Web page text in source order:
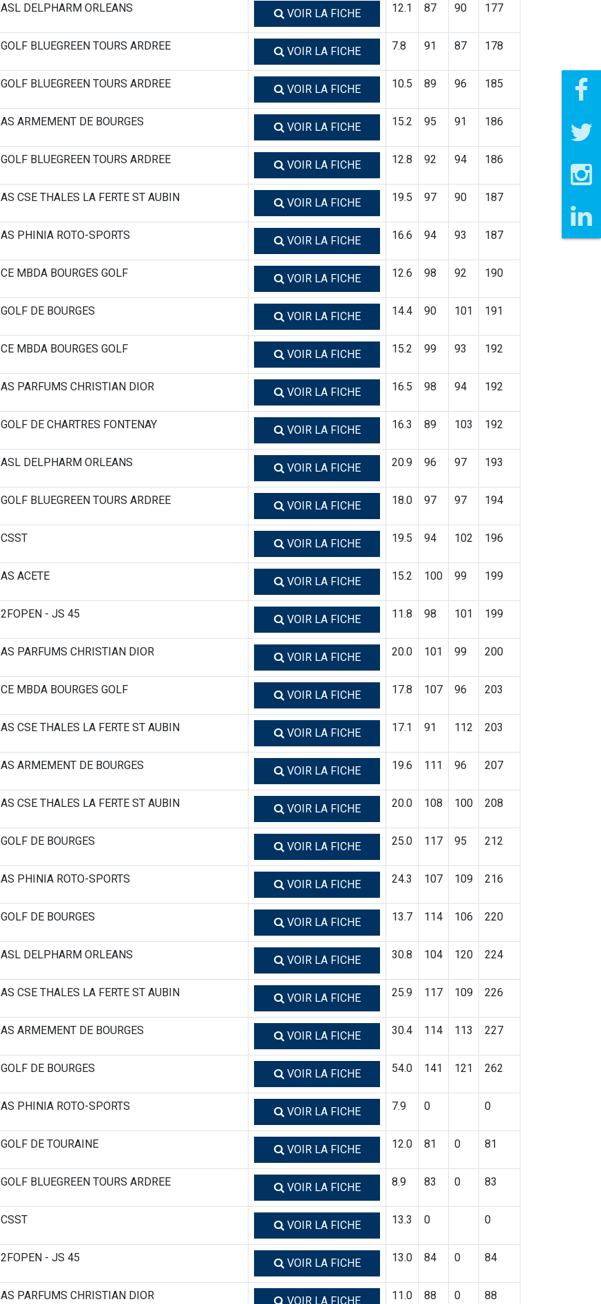
ASL DELPHARM ORLEANS VOIR LA FICHE 12.1 87 90 177
GOLF BLUEGREEN TOURS ARDREE VOIR LA FICHE 7.8 91 87 178
GOLF BLUEGREEN TOURS ARDREE VOIR LA FICHE 10.5 89 96 185
AS ARMEMENT DE BOURGES VOIR LA FICHE 15.2 95 91 186
GOLF BLUEGREEN TOURS ARDREE VOIR LA FICHE 12.8 92 94 186
AS CSE THALES LA FERTE ST AUBIN VOIR LA FICHE 19.5 97 90 187
AS PHINIA ROTO-SPORTS VOIR LA FICHE 16.6 94 93 187
CE MBDA BOURGES GOLF VOIR LA FICHE 12.6 98 92 190
GOLF DE BOURGES VOIR LA FICHE 14.4 90 101 191
CE MBDA BOURGES GOLF VOIR LA FICHE 15.2 99 93 192
AS PARFUMS CHRISTIAN DIOR VOIR LA FICHE 16.5 98 94 192
GOLF DE CHARTRES FONTENAY VOIR LA FICHE 16.3 89 103 192
ASL DELPHARM ORLEANS VOIR LA FICHE 20.9 96 97 193
GOLF BLUEGREEN TOURS ARDREE VOIR LA FICHE 18.0 97 97 194
CSST VOIR LA FICHE 19.5 94 102 196
AS ACETE VOIR LA FICHE 15.2 100 99 199
2FOPEN - JS 45 VOIR LA FICHE 11.8 98 101 199
AS PARFUMS CHRISTIAN DIOR VOIR LA FICHE 20.0 101 99 200
CE MBDA BOURGES GOLF VOIR LA FICHE 17.8 107 96 203
AS CSE THALES LA FERTE ST AUBIN VOIR LA FICHE 17.1 91 112 203
AS ARMEMENT DE BOURGES VOIR LA FICHE 19.6 111 96 207
AS CSE THALES LA FERTE ST AUBIN VOIR LA FICHE 20.0 108 100 208
GOLF DE BOURGES VOIR LA FICHE 25.0 117 95 212
AS PHINIA ROTO-SPORTS VOIR LA FICHE 24.3 107 109 216
GOLF DE BOURGES VOIR LA FICHE 13.7 114 106 220
ASL DELPHARM ORLEANS VOIR LA FICHE 30.8 104 120 224
AS CSE THALES LA FERTE ST AUBIN VOIR LA FICHE 25.9 117 109 226
AS ARMEMENT DE BOURGES VOIR LA FICHE 30.4 114 113 227
GOLF DE BOURGES VOIR LA FICHE 54.0 141 121 262
AS PHINIA ROTO-SPORTS VOIR LA FICHE 7.9 0 0
GOLF DE TOURAINE VOIR LA FICHE 12.0 81 0 81
GOLF BLUEGREEN TOURS ARDREE VOIR LA FICHE 8.9 83 0 83
CSST VOIR LA FICHE 13.3 0 0
2FOPEN - JS 45 VOIR LA FICHE 13.0 84 0 84
AS PARFUMS CHRISTIAN DIOR VOIR LA FICHE 11.0 88 0 88